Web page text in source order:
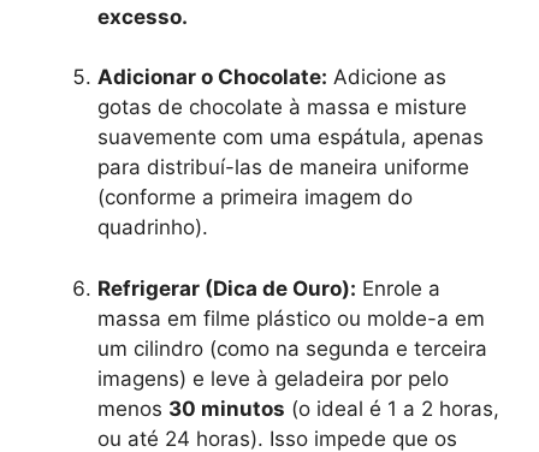
excesso.
Adicionar o Chocolate: Adicione as
gotas de chocolate à massa e misture
suavemente com uma espátula, apenas
para distribuí-las de maneira uniforme
(conforme a primeira imagem do
quadrinho).
Refrigerar (Dica de Ouro): Enrole a
massa em filme plástico ou molde-a em
um cilindro (como na segunda e terceira
imagens) e leve à geladeira por pelo
menos 30 minutos (o ideal é 1 a 2 horas,
ou até 24 horas). Isso impede que os